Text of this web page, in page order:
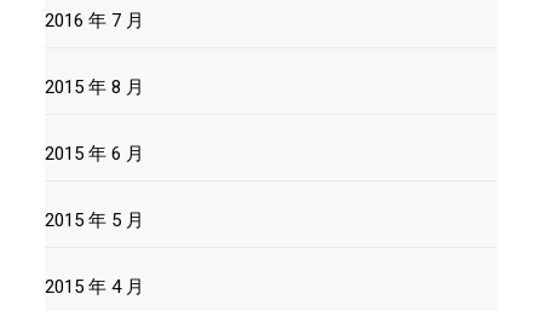
2016 年 7 月
2015 年 8 月
2015 年 6 月
2015 年 5 月
2015 年 4 月